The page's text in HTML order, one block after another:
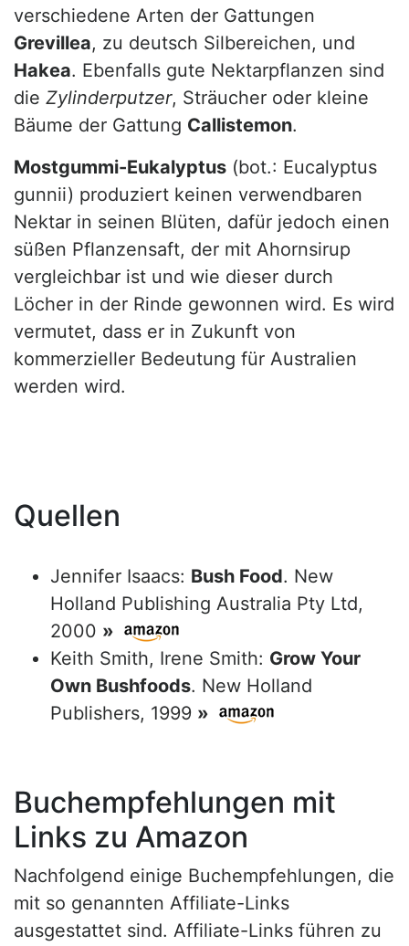
verschiedene Arten der Gattungen
Grevillea, zu deutsch Silbereichen, und
Hakea. Ebenfalls gute Nektarpflanzen sind
die Zylinderputzer, Sträucher oder kleine
Bäume der Gattung Callistemon.
Mostgummi-Eukalyptus (bot.: Eucalyptus
gunnii) produziert keinen verwendbaren
Nektar in seinen Blüten, dafür jedoch einen
süßen Pflanzensaft, der mit Ahornsirup
vergleichbar ist und wie dieser durch
Löcher in der Rinde gewonnen wird. Es wird
vermutet, dass er in Zukunft von
kommerzieller Bedeutung für Australien
werden wird.
Quellen
Jennifer Isaacs: Bush Food. New
Holland Publishing Australia Pty Ltd,
2000 »
Keith Smith, Irene Smith: Grow Your
Own Bushfoods. New Holland
Publishers, 1999 »
Buchempfehlungen mit
Links zu Amazon
Nachfolgend einige Buchempfehlungen, die
mit so genannten Affiliate-Links
ausgestattet sind. Affiliate-Links führen zu